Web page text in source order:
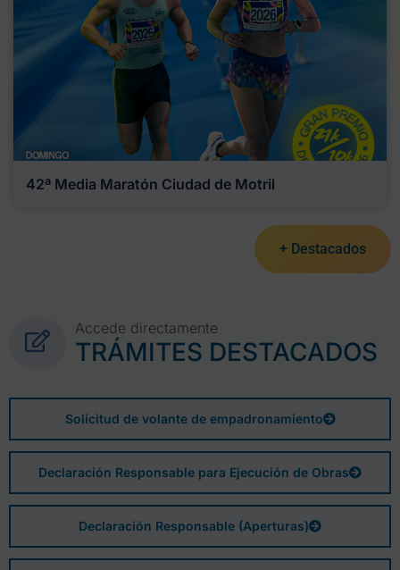
42ª Media Maratón Ciudad de Motril
+ Destacados
Accede directamente
TRÁMITES DESTACADOS
Solicitud de volante de empadronamiento
Declaración Responsable para Ejecución de Obras
Declaración Responsable (Aperturas)